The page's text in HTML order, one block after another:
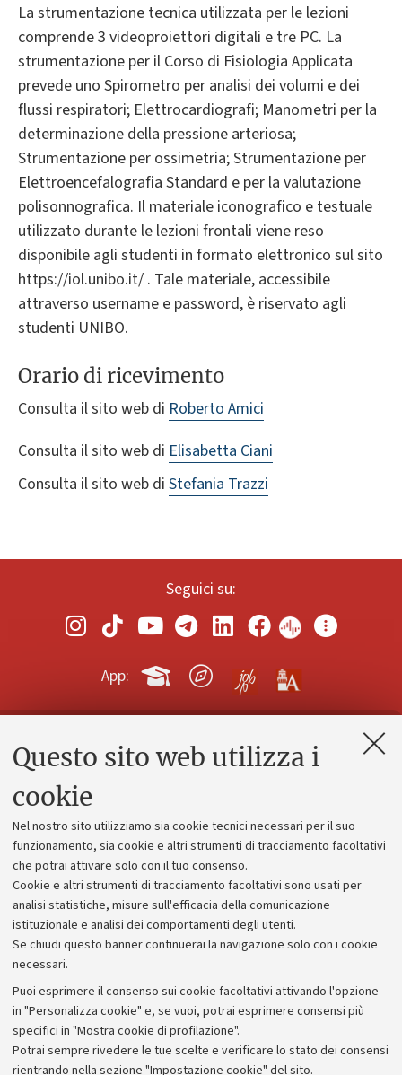
Questo sito web utilizza i
cookie
Nel nostro sito utilizziamo sia cookie tecnici necessari per il suo
funzionamento, sia cookie e altri strumenti di tracciamento facoltativi
che potrai attivare solo con il tuo consenso.
Cookie e altri strumenti di tracciamento facoltativi sono usati per
analisi statistiche, misure sull'efficacia della comunicazione
istituzionale e analisi dei comportamenti degli utenti.
Se chiudi questo banner continuerai la navigazione solo con i cookie
necessari.
Puoi esprimere il consenso sui cookie facoltativi attivando l'opzione
in "Personalizza cookie" e, se vuoi, potrai esprimere consensi più
specifici in "Mostra cookie di profilazione".
Potrai sempre rivedere le tue scelte e verificare lo stato dei consensi
rientrando nella sezione "Impostazione cookie" del sito.
La strumentazione tecnica utilizzata per le lezioni
comprende 3 videoproiettori digitali e tre PC. La
strumentazione per il Corso di Fisiologia Applicata
prevede uno Spirometro per analisi dei volumi e dei
flussi respiratori; Elettrocardiografi; Manometri per la
determinazione della pressione arteriosa;
Strumentazione per ossimetria; Strumentazione per
Elettroencefalografia Standard e per la valutazione
polisonnografica. Il materiale iconografico e testuale
utilizzato durante le lezioni frontali viene reso
disponibile agli studenti in formato elettronico sul sito
https://iol.unibo.it/ . Tale materiale, accessibile
attraverso username e password, è riservato agli
studenti UNIBO.
Orario di ricevimento
Consulta il sito web di Roberto Amici
Consulta il sito web di Elisabetta Ciani
Consulta il sito web di Stefania Trazzi
Seguici su:
App:
Contatti e PEC
Alumni community
Piano strategico
Bilanci
Donazioni e 5x1000
Bandi, gare e concorsi
Albo online
Amministrazione trasparente